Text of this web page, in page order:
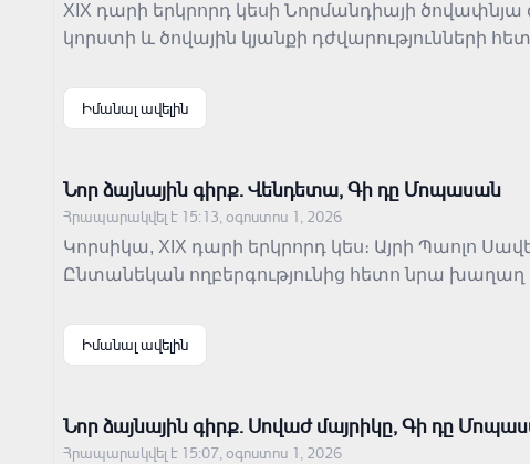
XIX դարի երկրորդ կեսի Նորմանդիայի
կորստի և ծովային կյանքի
արժանապատվության բարդ
Իմանալ ավելին
Նոր ձայնային գիրք․ Վենդետա, Գի դը Մոպասան
Հրապարակվել է 15:13, օգոստոս 1, 2026
Կորսիկա, XIX դարի երկրորդ կես։ Այրի Պաոլո
Ընտանեկան ողբերգությունից հետո նրա խաղաղ
միջավայրում, որտեղ պատիվն ու ընտանեկան
Իմանալ ավելին
Նոր ձայնային գիրք․ Սովաժ մայրիկը, Գի դը
Հրապարակվել է 15:07, օգոստոս 1, 2026